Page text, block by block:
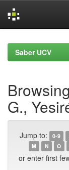
navigationSaber UCV
G.,
Jump to: 0-9
M
N O
or enter first